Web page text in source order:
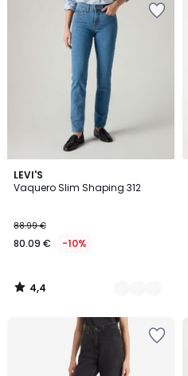
LEVI'S
Vaquero Slim Shaping 312
88.99 €
80.09 € -10%
4,4
/ 5
4
Colores
4,4
/